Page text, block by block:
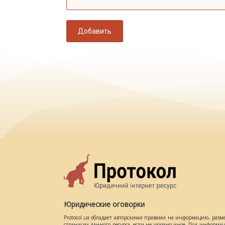
Добавить
Юридические оговорки
Protocol.ua обладает авторскими правами на информацию,